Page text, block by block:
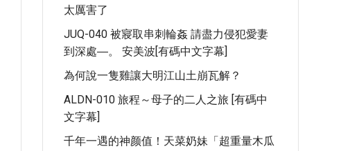
太厲害了
JUQ-040 被寢取串刺輪姦 請盡力侵犯愛妻
到深處―。 安美波[有碼中文字幕]
為何說一隻雞讓大明江山土崩瓦解？
ALDN-010 旅程～母子的二人之旅 [有碼中
文字幕]
千年一遇的神颜值！天菜奶妹「超重量木瓜